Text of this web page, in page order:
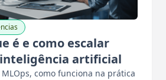
é e como escalar
artificial
como funciona na prática